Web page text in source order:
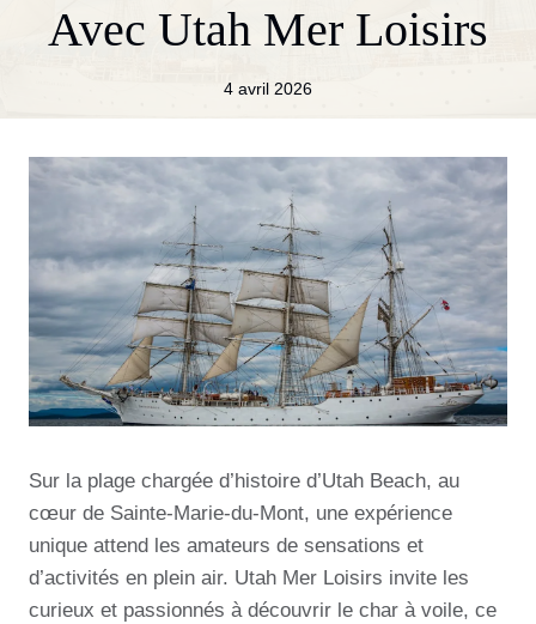
Avec Utah Mer Loisirs
4 avril 2026
Sur la plage chargée d’histoire d’Utah Beach, au
cœur de Sainte-Marie-du-Mont, une expérience
unique attend les amateurs de sensations et
d’activités en plein air. Utah Mer Loisirs invite les
curieux et passionnés à découvrir le char à voile, ce